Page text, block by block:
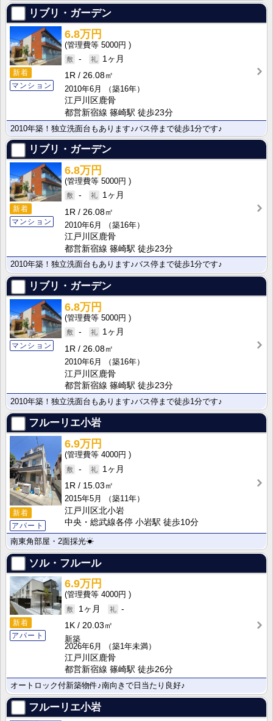
リブリ・ガーデン
新着
マンション
6.8万円
5000円
-
1ヶ月
1R
26.08㎡
2010年6月
（築16年）
江戸川区鹿骨
都営新宿線 篠崎駅 徒歩23分
2010年築！独立洗面台もあります♪バス停まで徒歩1分です♪
リブリ・ガーデン
新着
マンション
6.8万円
5000円
-
1ヶ月
1R
26.08㎡
2010年6月
（築16年）
江戸川区鹿骨
都営新宿線 篠崎駅 徒歩23分
2010年築！独立洗面台もあります♪バス停まで徒歩1分です♪
リブリ・ガーデン
マンション
6.8万円
5000円
-
1ヶ月
1R
26.08㎡
2010年6月
（築16年）
江戸川区鹿骨
都営新宿線 篠崎駅 徒歩23分
2010年築！独立洗面台もあります♪バス停まで徒歩1分です♪
フルーリエ小岩
新着
アパート
6.9万円
4000円
-
1ヶ月
1R
15.03㎡
2015年5月
（築11年）
江戸川区北小岩
中央・総武線各停 小岩駅 徒歩10分
南東角部屋・2面採光☀
ソル・フルール
新着
アパート
6.9万円
4000円
1ヶ月
-
1K
20.03㎡
新築
2026年6月
（築1年未満）
江戸川区鹿骨
都営新宿線 篠崎駅 徒歩26分
オートロック付新築物件♪南向きで日当たり良好♪
フルーリエ小岩